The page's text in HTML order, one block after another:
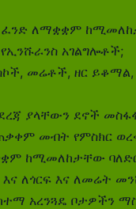
ለማቋቋም
አገልግሎቶች;
መሬቶች, ዘር
ያላቸውን ደኖች
መብት የምስክር
ለጎርፍ እና ለመሬት
አረንጓዴ ቦታዎችን